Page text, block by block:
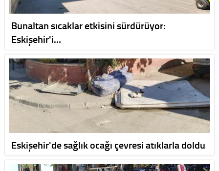
Bunaltan sıcaklar etkisini sürdürüyor:
Eskişehir'i…
Eskişehir'de sağlık ocağı çevresi atıklarla doldu